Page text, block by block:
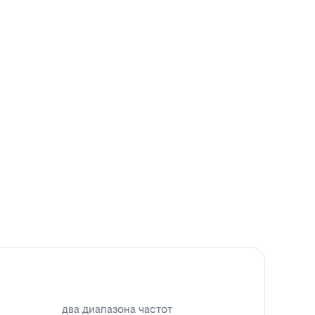
два диапазона частот